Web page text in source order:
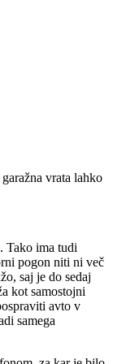
vrata lahko
Tako ima tudi
pogon niti ni več
saj je do sedaj
kot samostojni
avto v
samega